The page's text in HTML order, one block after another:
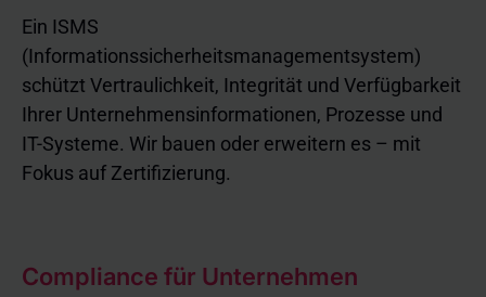
Ein ISMS
(Informationssicherheitsmanagementsystem)
schützt Vertraulichkeit, Integrität und Verfügbarkeit
Ihrer Unternehmensinformationen, Prozesse und
IT-Systeme. Wir bauen oder erweitern es – mit
Fokus auf Zertifizierung.
Compliance für Unternehmen